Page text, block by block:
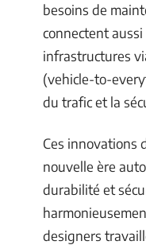
besoins de
connectent
infrastructures
(vehicle-to-
du trafic et la
Ces innovations
nouvelle ère
durabilité et
designers